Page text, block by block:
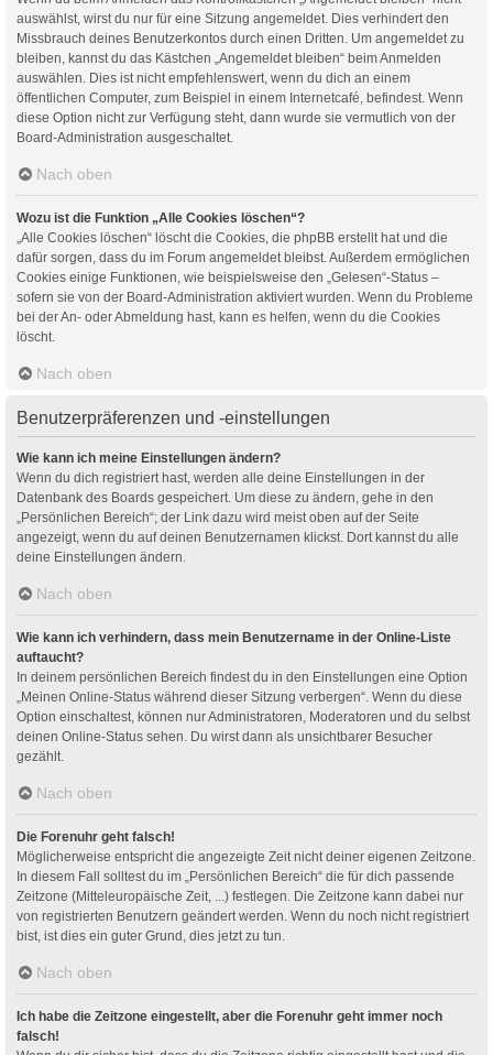
auswählst, wirst du nur für eine Sitzung angemeldet. Dies verhindert den
Missbrauch deines Benutzerkontos durch einen Dritten. Um angemeldet zu
bleiben, kannst du das Kästchen „Angemeldet bleiben“ beim Anmelden
auswählen. Dies ist nicht empfehlenswert, wenn du dich an einem
öffentlichen Computer, zum Beispiel in einem Internetcafé, befindest. Wenn
diese Option nicht zur Verfügung steht, dann wurde sie vermutlich von der
Board-Administration ausgeschaltet.
Nach oben
Wozu ist die Funktion „Alle Cookies löschen“?
„Alle Cookies löschen“ löscht die Cookies, die phpBB erstellt hat und die
dafür sorgen, dass du im Forum angemeldet bleibst. Außerdem ermöglichen
Cookies einige Funktionen, wie beispielsweise den „Gelesen“-Status –
sofern sie von der Board-Administration aktiviert wurden. Wenn du Probleme
bei der An- oder Abmeldung hast, kann es helfen, wenn du die Cookies
löscht.
Nach oben
Benutzerpräferenzen und -einstellungen
Wie kann ich meine Einstellungen ändern?
Wenn du dich registriert hast, werden alle deine Einstellungen in der
Datenbank des Boards gespeichert. Um diese zu ändern, gehe in den
„Persönlichen Bereich“; der Link dazu wird meist oben auf der Seite
angezeigt, wenn du auf deinen Benutzernamen klickst. Dort kannst du alle
deine Einstellungen ändern.
Nach oben
Wie kann ich verhindern, dass mein Benutzername in der Online-Liste
auftaucht?
In deinem persönlichen Bereich findest du in den Einstellungen eine Option
„Meinen Online-Status während dieser Sitzung verbergen“. Wenn du diese
Option einschaltest, können nur Administratoren, Moderatoren und du selbst
deinen Online-Status sehen. Du wirst dann als unsichtbarer Besucher
gezählt.
Nach oben
Die Forenuhr geht falsch!
Möglicherweise entspricht die angezeigte Zeit nicht deiner eigenen Zeitzone.
In diesem Fall solltest du im „Persönlichen Bereich“ die für dich passende
Zeitzone (Mitteleuropäische Zeit, ...) festlegen. Die Zeitzone kann dabei nur
von registrierten Benutzern geändert werden. Wenn du noch nicht registriert
bist, ist dies ein guter Grund, dies jetzt zu tun.
Nach oben
Ich habe die Zeitzone eingestellt, aber die Forenuhr geht immer noch
falsch!